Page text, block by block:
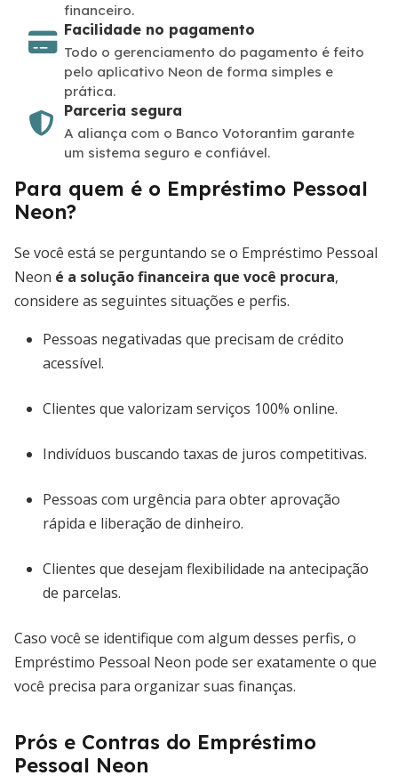
financeiro.
Facilidade no pagamento
Todo o gerenciamento do pagamento é feito
pelo aplicativo Neon de forma simples e
prática.
Parceria segura
A aliança com o Banco Votorantim garante
um sistema seguro e confiável.
Para quem é o Empréstimo Pessoal
Neon?
Se você está se perguntando se o Empréstimo Pessoal
Neon é a solução financeira que você procura,
considere as seguintes situações e perfis.
Pessoas negativadas que precisam de crédito
acessível.
Clientes que valorizam serviços 100% online.
Indivíduos buscando taxas de juros competitivas.
Pessoas com urgência para obter aprovação
rápida e liberação de dinheiro.
Clientes que desejam flexibilidade na antecipação
de parcelas.
Caso você se identifique com algum desses perfis, o
Empréstimo Pessoal Neon pode ser exatamente o que
você precisa para organizar suas finanças.
Prós e Contras do Empréstimo
Pessoal Neon